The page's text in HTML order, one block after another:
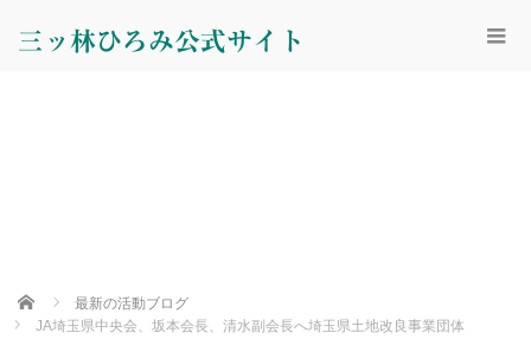
三ッ林ひろみ公式サイト
Home
最新の活動ブログ
JA埼玉県中央会、坂本会長、清水副会長へ埼玉県土地改良事業団体